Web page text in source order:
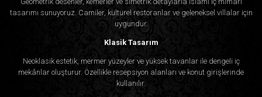
tasarımı sunuyoruz. Camiler, kültürel restoranlar ve geleneksel villalar için
uygundur.
Klasik Tasarım
Neoklasik estetik, mermer yüzeyler ve yüksek tavanlar ile dengeli iç
mekânlar oluşturur. Özellikle resepsiyon alanları ve konut girişlerinde
kullanılır.